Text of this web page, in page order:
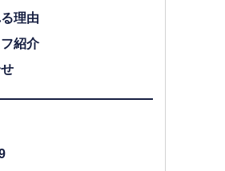
理由
紹介